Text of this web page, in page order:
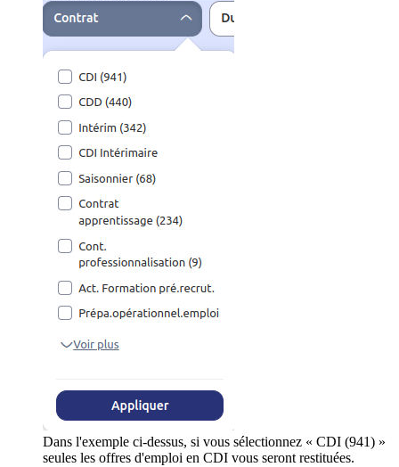
Dans l'exemple ci-dessus, si vous sélectionnez « CDI (941) »
seules les offres d'emploi en CDI vous seront restituées.